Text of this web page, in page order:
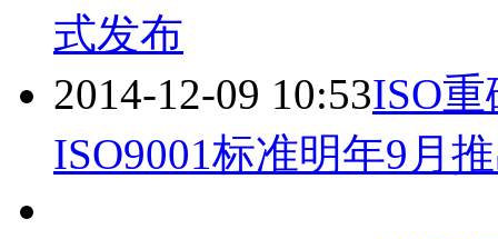
式发布
2014-12-09 10:53ISO
ISO9001标准明年9月